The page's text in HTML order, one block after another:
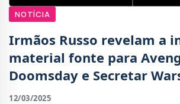
NOTÍCIA
Irmãos Russo revelam a
material fonte para
Doomsday e Secretar
12/03/2025